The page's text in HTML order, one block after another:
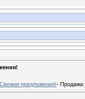
предложения!- Продажа